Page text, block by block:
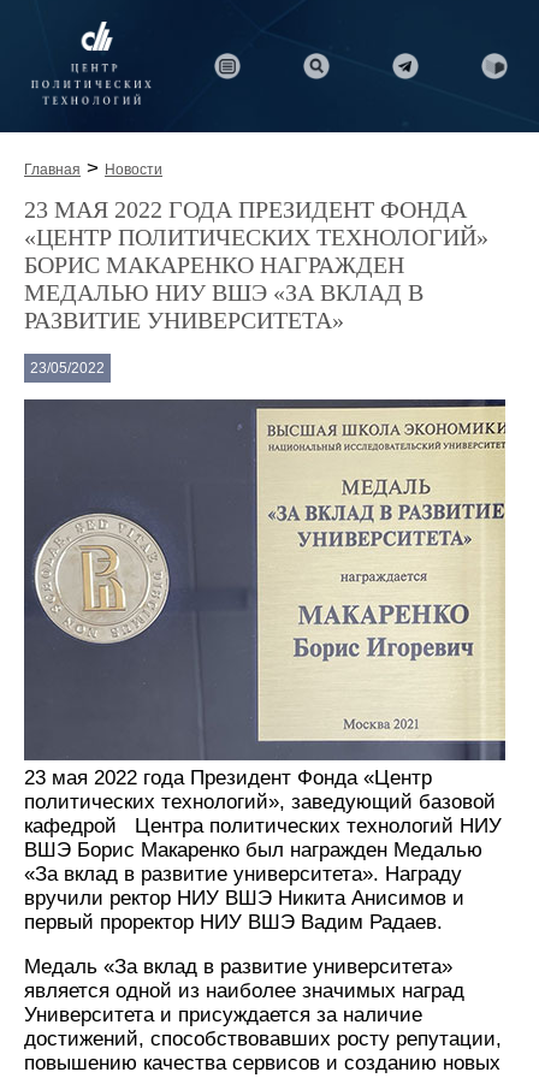
Главная > Новости
23 МАЯ 2022 ГОДА ПРЕЗИДЕНТ ФОНДА
«ЦЕНТР ПОЛИТИЧЕСКИХ ТЕХНОЛОГИЙ»
БОРИС МАКАРЕНКО НАГРАЖДЕН
МЕДАЛЬЮ НИУ ВШЭ «ЗА ВКЛАД В
РАЗВИТИЕ УНИВЕРСИТЕТА»
23/05/2022
23 мая 2022 года Президент Фонда «Центр
политических технологий», заведующий базовой
кафедрой Центра политических технологий НИУ
ВШЭ Борис Макаренко был награжден Медалью
«За вклад в развитие университета». Награду
вручили ректор НИУ ВШЭ Никита Анисимов и
первый проректор НИУ ВШЭ Вадим Радаев.
Медаль «За вклад в развитие университета»
является одной из наиболее значимых наград
Университета и присуждается за наличие
достижений, способствовавших росту репутации,
повышению качества сервисов и созданию новых